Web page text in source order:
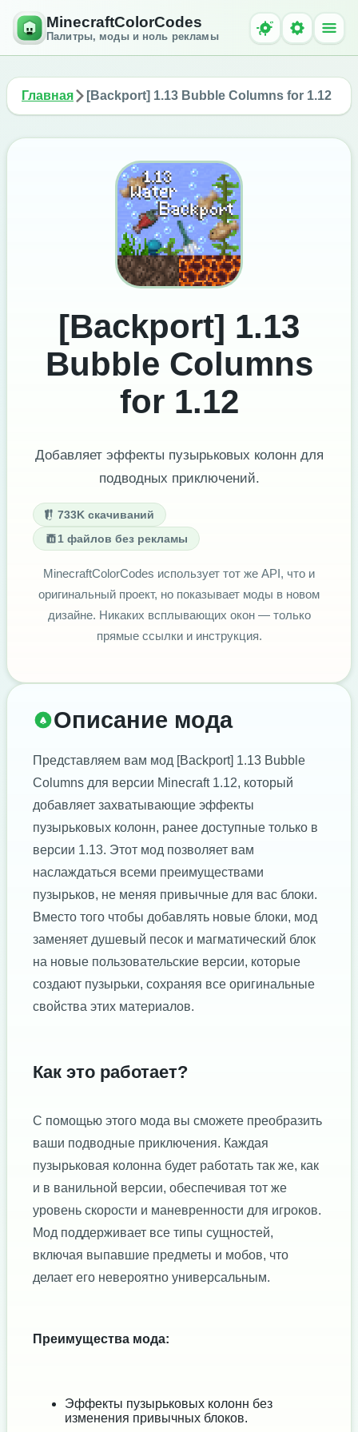
MinecraftColorCodes
Палитры, моды и ноль рекламы
Главная [Backport] 1.13 Bubble Columns for 1.12
[Backport] 1.13
Bubble Columns
for 1.12
Добавляет эффекты пузырьковых колонн для
подводных приключений.
733K скачиваний
1 файлов без рекламы
MinecraftColorCodes использует тот же API, что и
оригинальный проект, но показывает моды в новом
дизайне. Никаких всплывающих окон — только
прямые ссылки и инструкция.
Описание мода
Представляем вам мод [Backport] 1.13 Bubble
Columns для версии Minecraft 1.12, который
добавляет захватывающие эффекты
пузырьковых колонн, ранее доступные только в
версии 1.13. Этот мод позволяет вам
наслаждаться всеми преимуществами
пузырьков, не меняя привычные для вас блоки.
Вместо того чтобы добавлять новые блоки, мод
заменяет душевый песок и магматический блок
на новые пользовательские версии, которые
создают пузырьки, сохраняя все оригинальные
свойства этих материалов.
Как это работает?
С помощью этого мода вы сможете преобразить
ваши подводные приключения. Каждая
пузырьковая колонна будет работать так же, как
и в ванильной версии, обеспечивая тот же
уровень скорости и маневренности для игроков.
Мод поддерживает все типы сущностей,
включая выпавшие предметы и мобов, что
делает его невероятно универсальным.
Преимущества мода:
Эффекты пузырьковых колонн без
изменения привычных блоков.